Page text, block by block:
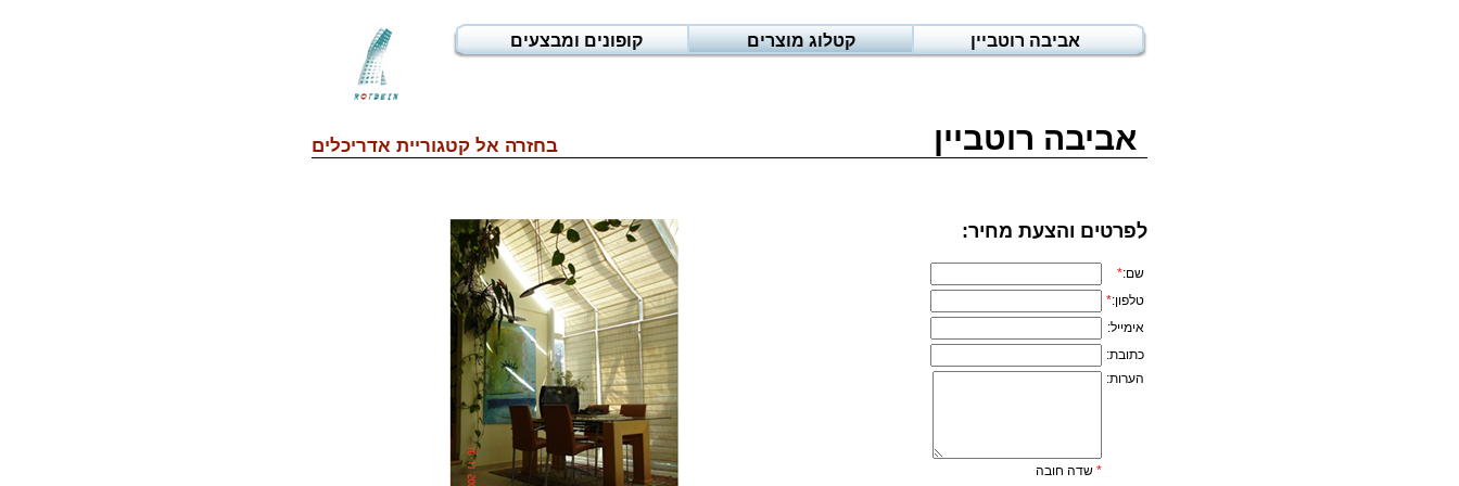
אביבה רוטביין קטלוג מוצרים קופונים ומבצעים
אביבה רוטביין בחזרה אל קטגוריית אדריכלים
לפרטים והצעת מחיר:
שם:*
טלפון:*
אימייל:
כתובת:
הערות:
* שדה חובה